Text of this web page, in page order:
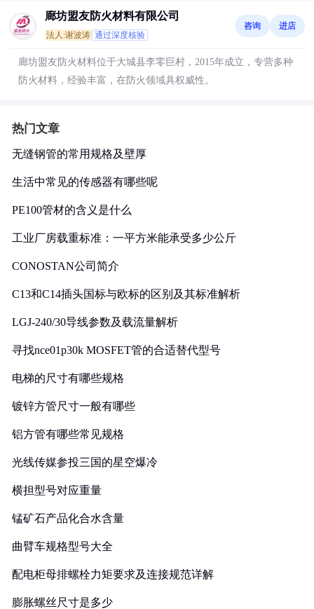
廊坊盟友防火材料有限公司
法人:谢波涛 通过深度核验
咨询 进店
廊坊盟友防火材料位于大城县李零巨村，2015年成立，专营多种
防火材料，经验丰富，在防火领域具权威性。
热门文章
无缝钢管的常用规格及壁厚
生活中常见的传感器有哪些呢
PE100管材的含义是什么
工业厂房载重标准：一平方米能承受多少公斤
CONOSTAN公司简介
C13和C14插头国标与欧标的区别及其标准解析
LGJ-240/30导线参数及载流量解析
寻找nce01p30k MOSFET管的合适替代型号
电梯的尺寸有哪些规格
镀锌方管尺寸一般有哪些
铝方管有哪些常见规格
光线传媒参投三国的星空爆冷
横担型号对应重量
锰矿石产品化合水含量
曲臂车规格型号大全
配电柜母排螺栓力矩要求及连接规范详解
膨胀螺丝尺寸是多少